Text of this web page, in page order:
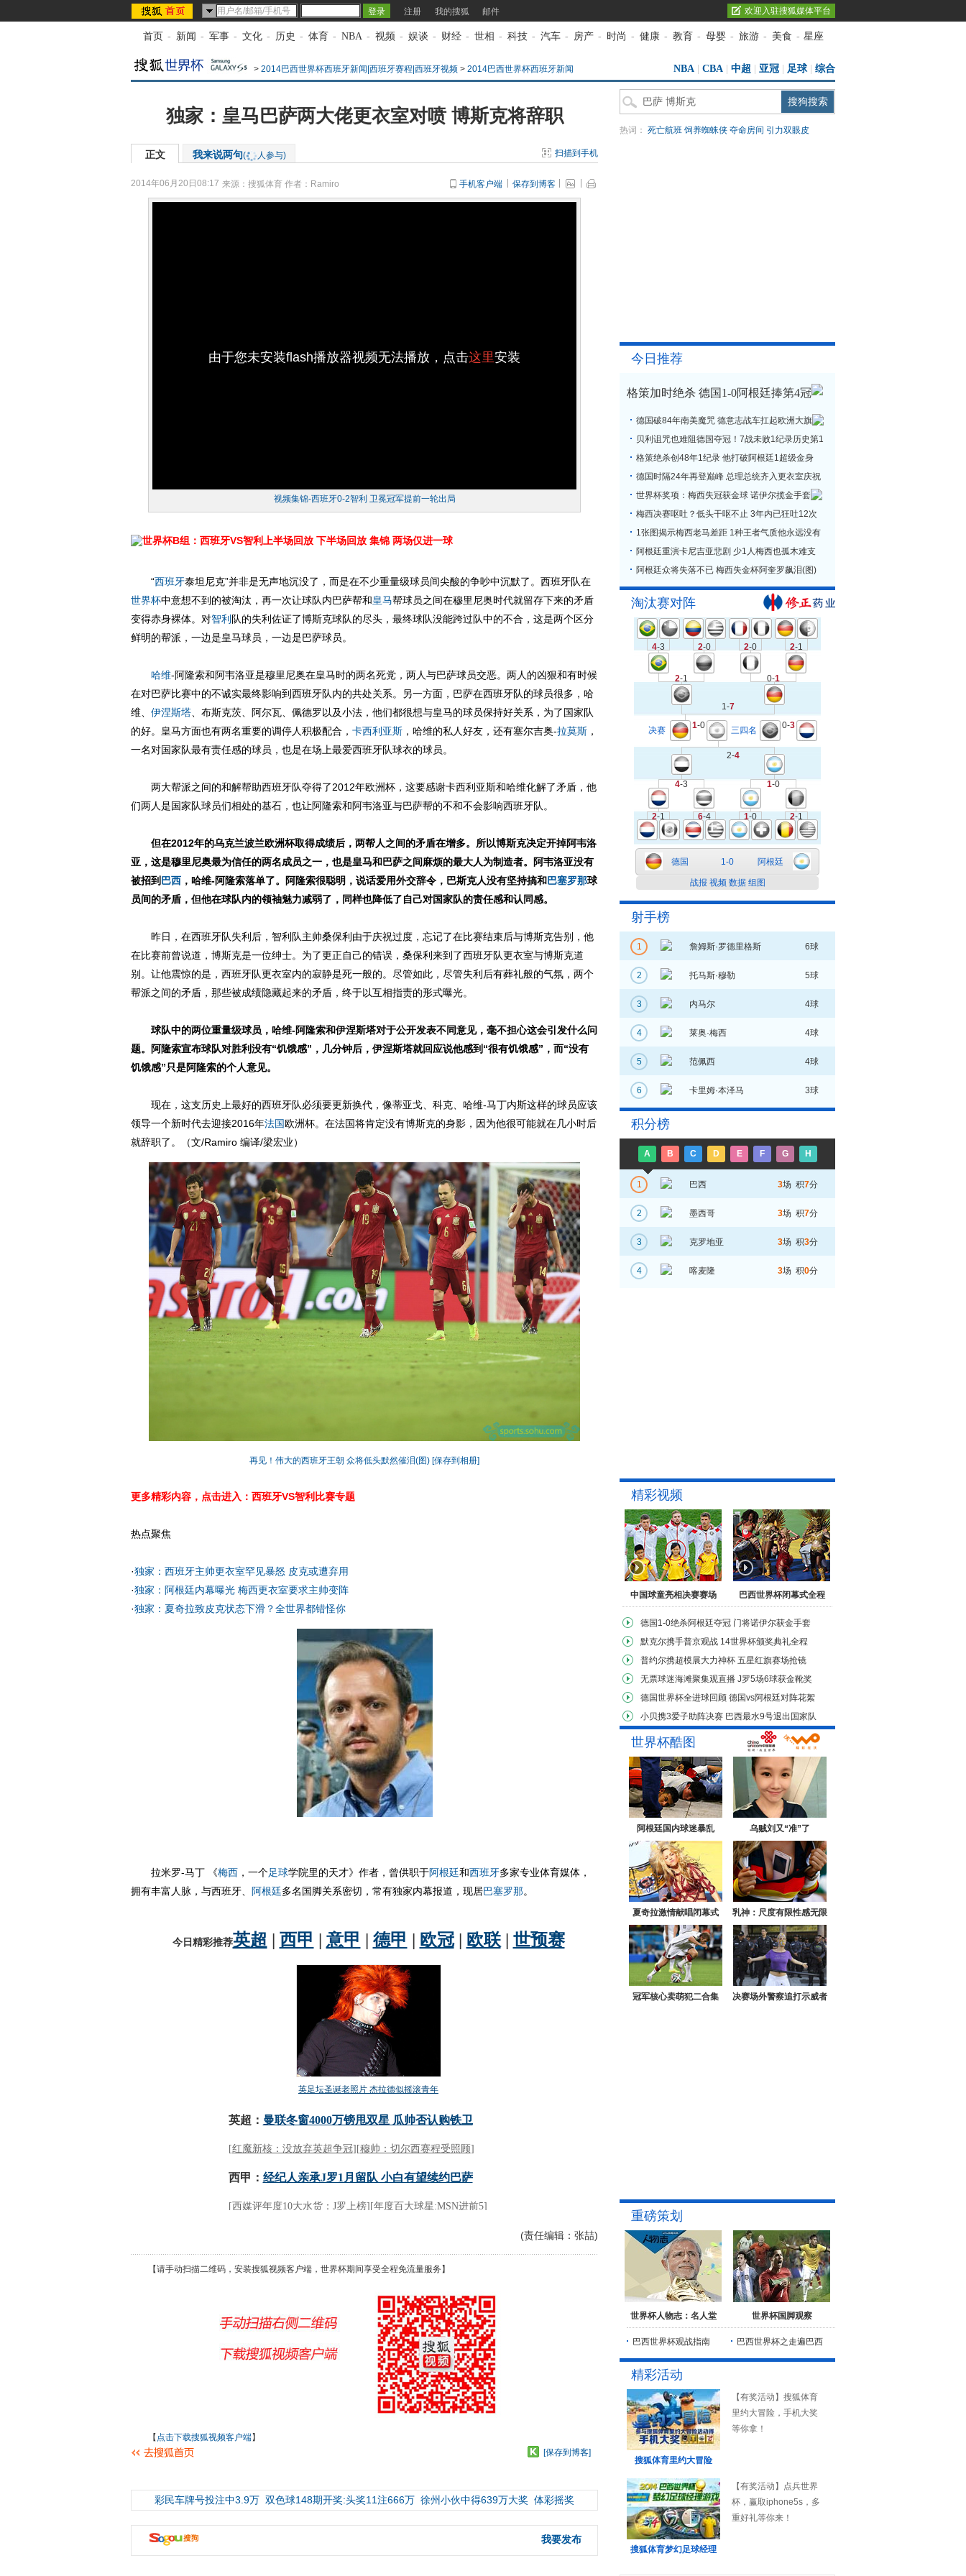
注册 我的搜狐 邮件 欢迎入驻搜狐媒体平台
首页 - 新闻 - 军事 - 文化 - 历史 - 体育 - NBA - 视频 - 娱谈 - 财经 - 世相 - 科技 - 汽车 - 房产 - 时尚 - 健康 - 教育 - 母婴 - 旅游 - 美食 - 星座
> 2014巴西世界杯西班牙新闻|西班牙赛程|西班牙视频 > 2014巴西世界杯西班牙新闻 NBA CBA 中超 亚冠 足球| 综合
独家：皇马巴萨两大佬更衣室对喷 博斯克将辞职
正文 我来说两句( 人参与) 扫描到手机
2014年06月20日08:17 来源： 搜狐体育 作者：Ramiro 手机客户端 保存到博客
由于您未安装flash播放器视频无法播放，点击这里安装
视频集锦-西班牙0-2智利 卫冕冠军提前一轮出局
世界杯B组：西班牙VS智利上半场回放 下半场回放 集锦 两场仅进一球
“西班牙泰坦尼克”并非是无声地沉没了，而是在不少重量级球员间尖酸的争吵中沉默了。西班牙队在
世界杯中意想不到的被淘汰，再一次让球队内巴萨帮和皇马帮球员之间在穆里尼奥时代就留存下来的矛盾
变得赤身裸体。对智利 队的失利佐证了博斯克球队的尽头，最终球队没能跨过队中的不合，这是两个区分
鲜明的帮派，一边是皇马球员，一边是巴萨球员。
哈维-阿隆索和阿韦洛亚是穆里尼奥在皇马时的两名死党，两人与巴萨球员交恶。两人的凶狠和有时候
在对巴萨比赛中的不诚实最终影响到西班牙队内的共处关系。另一方面，巴萨在西班牙队的球员很多，哈
维、 伊涅斯塔 、布斯克茨、阿尔瓦、佩德罗以及小法，他们都很想与皇马的球员保持好关系，为了国家队
的好。皇马方面也有两名重要的调停人积极配合， 卡西利亚斯 ，哈维的私人好友，还有塞尔吉奥-拉莫斯 ，
一名对国家队最有责任感的球员，也是在场上最爱西班牙队球衣的球员。
两大帮派之间的和解帮助西班牙队夺得了2012年欧洲杯，这要感谢卡西利亚斯和哈维化解了矛盾，他
们两人是国家队球员们相处的基石，也让阿隆索和阿韦洛亚与巴萨帮的不和不会影响西班牙队。
但在2012年的乌克兰波兰欧洲杯取得成绩后，两帮人之间的矛盾在增多。所以博斯克决定开掉阿韦洛
亚，这是穆里尼奥最为信任的两名成员之一，也是皇马和巴萨之间麻烦的最大人为制造者。阿韦洛亚没有
被招到 巴西 ，哈维-阿隆索落单了。阿隆索很聪明，说话爱用外交辞令，巴斯克人没有坚持搞和巴塞罗那球
员间的矛盾，但他在球队内的领袖魅力减弱了，同样也降低了自己对国家队的责任感和认同感。
昨日，在西班牙队失利后，智利队主帅桑保利由于庆祝过度，忘记了在比赛结束后与博斯克告别，他
在比赛前曾说道，博斯克是一位绅士。为了更正自己的错误，桑保利来到了西班牙队更衣室与博斯克道
别。让他震惊的是，西班牙队更衣室内的寂静是死一般的。尽管如此，尽管失利后有葬礼般的气氛，两个
帮派之间的矛盾，那些被成绩隐藏起来的矛盾，终于以互相指责的形式曝光。
球队中的两位重量级球员，哈维-阿隆索和伊涅斯塔对于公开发表不同意见，毫不担心这会引发什么问
题。阿隆索宣布球队对胜利没有“饥饿感”，几分钟后，伊涅斯塔就回应说他感到“很有饥饿感”，而“没有
饥饿感”只是阿隆索的个人意见。
现在，这支历史上最好的西班牙队必须要更新换代，像蒂亚戈、科克、哈维-马丁内斯这样的球员应该
领导一个新时代去迎接2016年法国欧洲杯。在法国将肯定没有博斯克的身影，因为他很可能就在几小时后
就辞职了。（文/Ramiro 编译/梁宏业）
再见！伟大的西班牙王朝 众将低头默然催泪(图) [保存到相册]
更多精彩内容，点击进入：西班牙VS智利比赛专题
热点聚焦
·独家：西班牙主帅更衣室罕见暴怒 皮克或遭弃用
·独家：阿根廷内幕曝光 梅西更衣室要求主帅变阵
·独家：夏奇拉致皮克状态下滑？全世界都错怪你
拉米罗-马丁 《梅西 ，一个足球学院里的天才》作者，曾供职于阿根廷和西班牙多家专业体育媒体，
拥有丰富人脉，与西班牙、
阿根廷多名国脚关系密切，常有独家内幕报道，现居巴塞罗那。
(责任编辑：张喆)
【请手动扫描二维码，安装搜狐视频客户端，世界杯期间享受全程免流量服务】
【 点击下载搜狐视频客户端】
[保存到博客]
彩民车牌号投注中3.9万 双色球148期开奖:头奖11注666万 徐州小伙中得639万大奖 体彩摇奖
我要发布
热词： 死亡航班 饲养蜘蛛侠 夺命房间 引力双眼皮
今日推荐
格策加时绝杀 德国1-0阿根廷捧第4冠
德国破84年南美魔咒 德意志战车扛起欧洲大旗
贝利诅咒也难阻德国夺冠！7战未败1纪录历史第1
格策绝杀创48年1纪录 他打破阿根廷1超级金身
德国时隔24年再登巅峰 总理总统齐入更衣室庆祝
世界杯奖项：梅西失冠获金球 诺伊尔揽金手套
梅西决赛呕吐？低头干呕不止 3年内已狂吐12次
1张图揭示梅西老马差距 1种王者气质他永远没有
阿根廷重演卡尼吉亚悲剧 少1人梅西也孤木难支
阿根廷众将失落不已 梅西失金杯阿奎罗飙泪(图)
淘汰赛对阵
4-3 2-0 2-0 2-1
2-1 0-1
1-7
2-4
4-3 1-0
2-1 6-4 1-0 2-1
1-0 0-3
决赛 三四名
德国 1-0 阿根廷
战报 视频 数据 组图
射手榜
1 詹姆斯·罗德里格斯 6球
2 托马斯·穆勒 5球
3 内马尔 4球
4 莱奥·梅西 4球
5 范佩西 4球
6 卡里姆·本泽马 3球
积分榜
A B C D E F G H
1 巴西 3场 积7分
2 墨西哥 3场 积7分
3 克罗地亚 3场 积3分
4 喀麦隆 3场 积0分
精彩视频
中国球童亮相决赛赛场 巴西世界杯闭幕式全程
德国1-0绝杀阿根廷夺冠 门将诺伊尔获金手套
默克尔携手普京观战 14世界杯颁奖典礼全程
普约尔携超模展大力神杯 五星红旗赛场抢镜
无票球迷海滩聚集观直播 J罗5场6球获金靴奖
德国世界杯全进球回顾 德国vs阿根廷对阵花絮
小贝携3爱子助阵决赛 巴西最水9号退出国家队
世界杯酷图
阿根廷国内球迷暴乱 乌贼刘又“准”了
夏奇拉激情献唱闭幕式 乳神：尺度有限性感无限
冠军核心卖萌犯二合集 决赛场外警察追打示威者
重磅策划
世界杯人物志：名人堂 世界杯国脚观察
巴西世界杯观战指南 巴西世界杯之走遍巴西
精彩活动
搜狐体育里约大冒险
【有奖活动】搜狐体育
里约大冒险，手机大奖
等你拿！
搜狐体育梦幻足球经理
【有奖活动】点兵世界
杯，赢取iphone5s，多
重好礼等你来！